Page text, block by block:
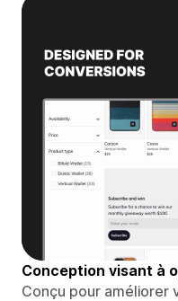
Conception visant à
Conçu pour améliorer